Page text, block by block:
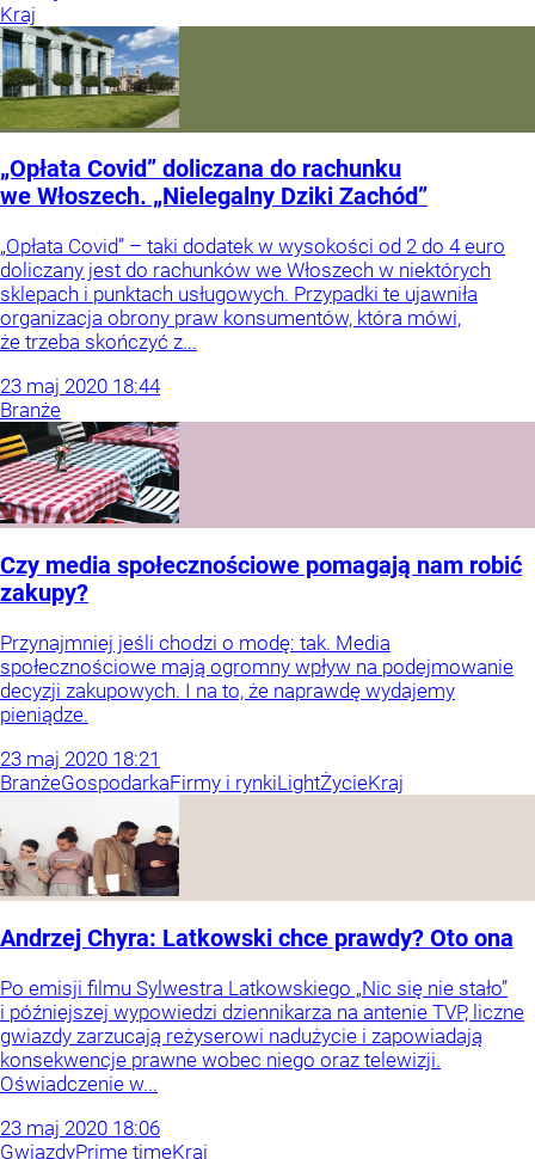
Kraj
„Opłata Covid” doliczana do rachunku
we Włoszech. „Nielegalny Dziki Zachód”
„Opłata Covid” – taki dodatek w wysokości od 2 do 4 euro
doliczany jest do rachunków we Włoszech w niektórych
sklepach i punktach usługowych. Przypadki te ujawniła
organizacja obrony praw konsumentów, która mówi,
że trzeba skończyć z...
23 maj 2020 18:44
Branże
Czy media społecznościowe pomagają nam robić
zakupy?
Przynajmniej jeśli chodzi o modę: tak. Media
społecznościowe mają ogromny wpływ na podejmowanie
decyzji zakupowych. I na to, że naprawdę wydajemy
pieniądze.
23 maj 2020 18:21
BranżeGospodarkaFirmy i rynkiLightŻycieKraj
Andrzej Chyra: Latkowski chce prawdy? Oto ona
Po emisji filmu Sylwestra Latkowskiego „Nic się nie stało”
i późniejszej wypowiedzi dziennikarza na antenie TVP, liczne
gwiazdy zarzucają reżyserowi nadużycie i zapowiadają
konsekwencje prawne wobec niego oraz telewizji.
Oświadczenie w...
23 maj 2020 18:06
GwiazdyPrime timeKraj